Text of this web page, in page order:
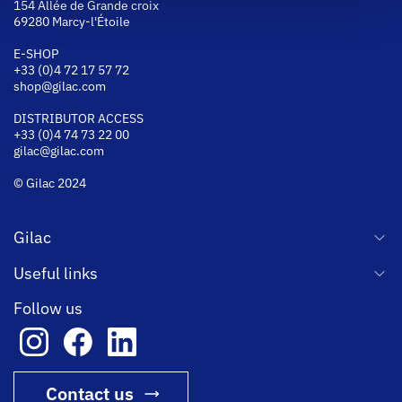
154 Allée de Grande croix
69280 Marcy-l'Étoile
E-SHOP
+33 (0)4 72 17 57 72
shop@gilac.com
DISTRIBUTOR ACCESS
+33 (0)4 74 73 22 00
gilac@gilac.com
© Gilac 2024
Gilac
Useful links
Follow us
Contact us